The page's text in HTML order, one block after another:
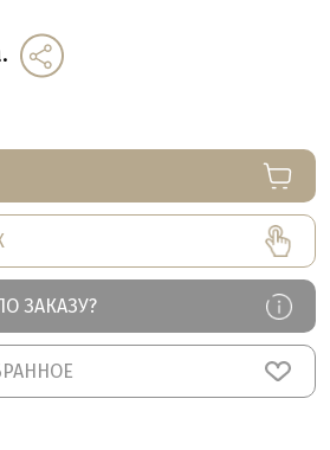
ЗАКАЗУ?